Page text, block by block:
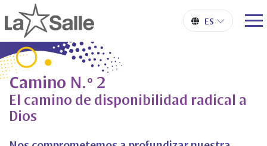
Camino N.° 2
El camino de disponibilidad radical a
Dios